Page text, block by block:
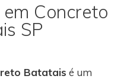
Concreto
SP
Batatais é um